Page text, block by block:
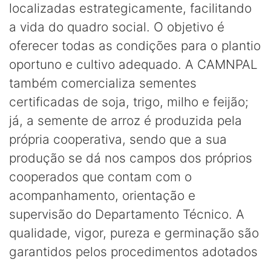
localizadas estrategicamente, facilitando
a vida do quadro social. O objetivo é
oferecer todas as condições para o plantio
oportuno e cultivo adequado. A CAMNPAL
também comercializa sementes
certificadas de soja, trigo, milho e feijão;
já, a semente de arroz é produzida pela
própria cooperativa, sendo que a sua
produção se dá nos campos dos próprios
cooperados que contam com o
acompanhamento, orientação e
supervisão do Departamento Técnico. A
qualidade, vigor, pureza e germinação são
garantidos pelos procedimentos adotados